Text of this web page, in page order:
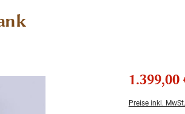
1.399,00
Preise inkl.